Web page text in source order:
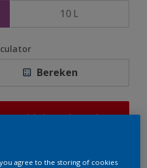
10 L
Bereken
dit product online
aan te vullen.
you agree to the storing of cookies